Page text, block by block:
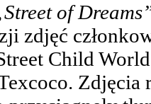
of
zdjęć
Child
Zdjęcia